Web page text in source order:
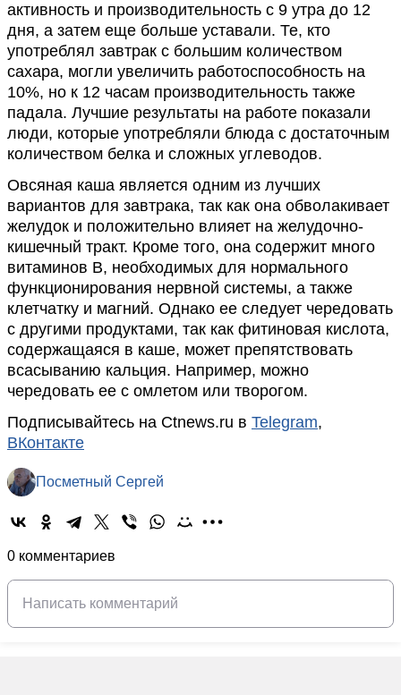
активность и производительность с 9 утра до 12
дня, а затем еще больше уставали. Те, кто
употреблял завтрак с большим количеством
сахара, могли увеличить работоспособность на
10%, но к 12 часам производительность также
падала. Лучшие результаты на работе показали
люди, которые употребляли блюда с достаточным
количеством белка и сложных углеводов.
Овсяная каша является одним из лучших
вариантов для завтрака, так как она обволакивает
желудок и положительно влияет на желудочно-
кишечный тракт. Кроме того, она содержит много
витаминов B, необходимых для нормального
функционирования нервной системы, а также
клетчатку и магний. Однако ее следует чередовать
с другими продуктами, так как фитиновая кислота,
содержащаяся в каше, может препятствовать
всасыванию кальция. Например, можно
чередовать ее с омлетом или творогом.
Подписывайтесь на Ctnews.ru в Telegram,
ВКонтакте
Посметный Сергей
0 комментариев